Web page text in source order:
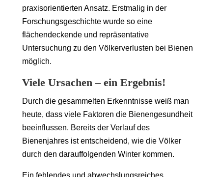
praxisorientierten Ansatz. Erstmalig in der
Forschungsgeschichte wurde so eine
flächendeckende und repräsentative
Untersuchung zu den Völkerverlusten bei Bienen
möglich.
Viele Ursachen – ein Ergebnis!
Durch die gesammelten Erkenntnisse weiß man
heute, dass viele Faktoren die Bienengesundheit
beeinflussen. Bereits der Verlauf des
Bienenjahres ist entscheidend, wie die Völker
durch den darauffolgenden Winter kommen.